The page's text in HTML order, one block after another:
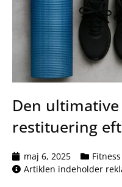
Den
restituering
maj 6, 2025
Artiklen indeholder